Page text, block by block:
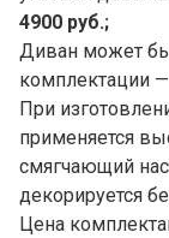
4900 руб.;
Диван может
комплектации
При
применяется
смягчающий
декорируется
Цена